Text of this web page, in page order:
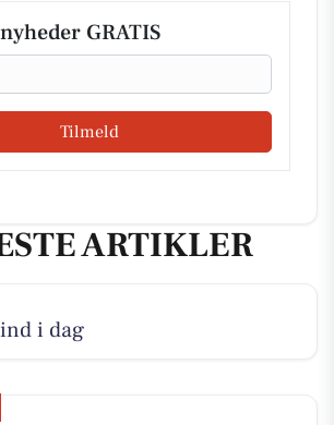
GRATIS
Tilmeld
ARTIKLER
i dag